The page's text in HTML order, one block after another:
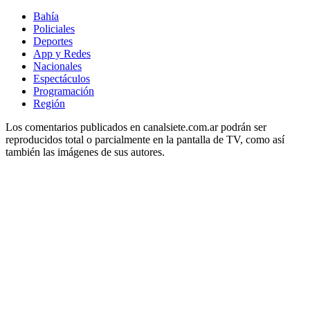
Bahía
Policiales
Deportes
App y Redes
Nacionales
Espectáculos
Programación
Región
Los comentarios publicados en canalsiete.com.ar podrán ser
reproducidos total o parcialmente en la pantalla de TV, como así
también las imágenes de sus autores.